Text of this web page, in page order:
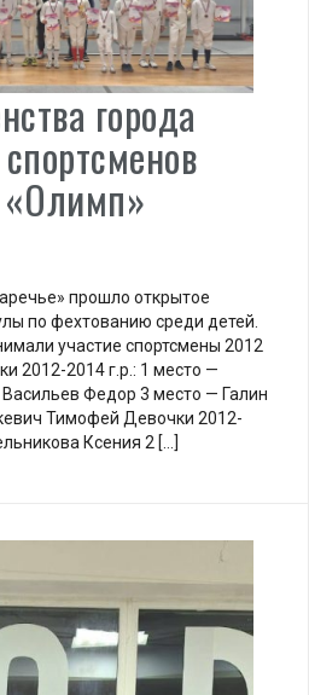
города
прошло открытое
по фехтованию среди детей.
участие спортсмены 2012
2012-2014 г.р.: 1 место —
Федор 3 место — Галин
Тимофей Девочки 2012-
Ксения 2 […]